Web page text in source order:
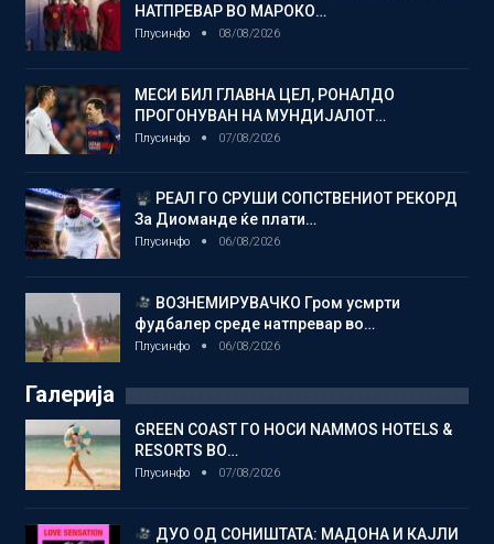
НАТПРЕВАР ВО МАРОКО…
Плусинфо 08/08/2026
МЕСИ БИЛ ГЛАВНА ЦЕЛ, РОНАЛДО
ПРОГОНУВАН НА МУНДИЈАЛОТ…
Плусинфо 07/08/2026
РЕАЛ ГО СРУШИ СОПСТВЕНИОТ РЕКОРД
За Диоманде ќе плати…
Плусинфо 06/08/2026
ВОЗНЕМИРУВАЧКО Гром усмрти
фудбалер среде натпревар во…
Плусинфо 06/08/2026
Галерија
GREEN COAST ГО НОСИ NAMMOS HOTELS &
RESORTS ВО…
Плусинфо 07/08/2026
ДУО ОД СОНИШТАТА: МАДОНА И КАЈЛИ